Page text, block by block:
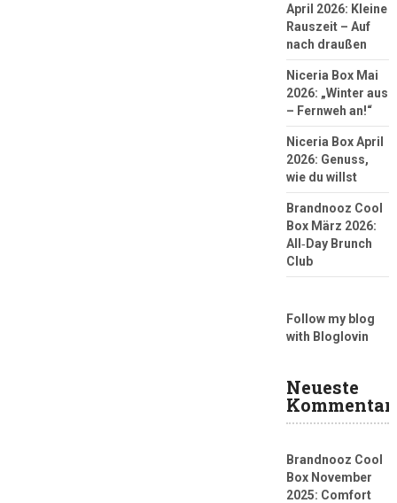
April 2026: Kleine
Rauszeit – Auf
nach draußen
Niceria Box Mai
2026: „Winter aus
– Fernweh an!“
Niceria Box April
2026: Genuss,
wie du willst
Brandnooz Cool
Box März 2026:
All‑Day Brunch
Club
Follow my blog
with Bloglovin
Neueste
Brandnooz Cool
Box November
2025: Comfort